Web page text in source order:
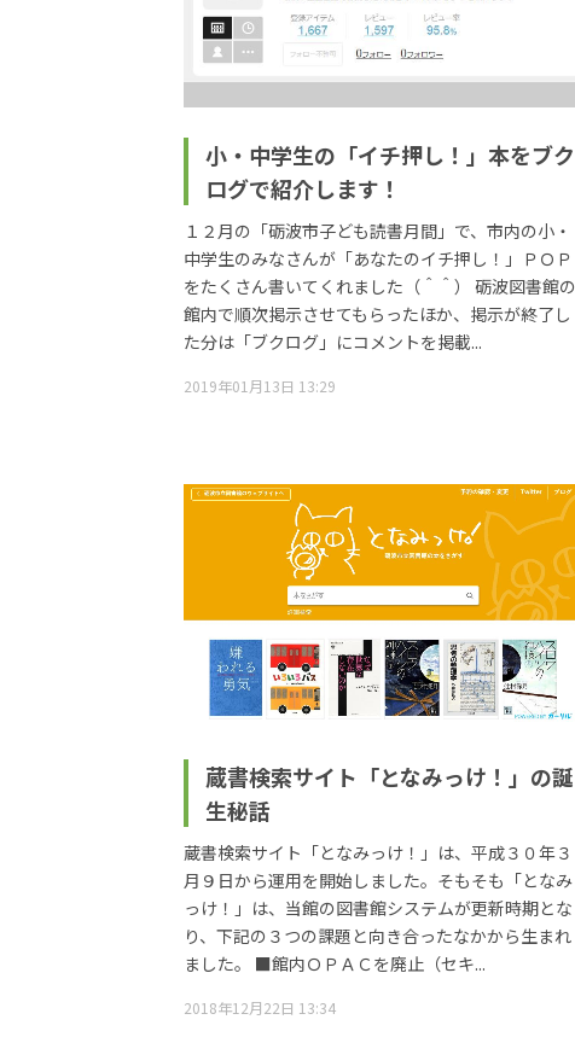
小・中学生の「イチ押し！」本をブク
ログで紹介します！
１２月の「砺波市子ども読書月間」で、市内の小・
中学生のみなさんが「あなたのイチ押し！」ＰＯＰ
をたくさん書いてくれました（＾＾） 砺波図書館の
館内で順次掲示させてもらったほか、掲示が終了し
た分は「ブクログ」にコメントを掲載...
2019年01月13日 13:29
蔵書検索サイト「となみっけ！」の誕
生秘話
蔵書検索サイト「となみっけ！」は、平成３０年３
月９日から運用を開始しました。そもそも「となみ
っけ！」は、当館の図書館システムが更新時期とな
り、下記の３つの課題と向き合ったなかから生まれ
ました。 ■館内ＯＰＡＣを廃止（セキ...
2018年12月22日 13:34